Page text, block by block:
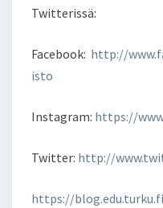
Twitterissä:
Facebook: http://
isto
Instagram: https://
Twitter: http://
https://